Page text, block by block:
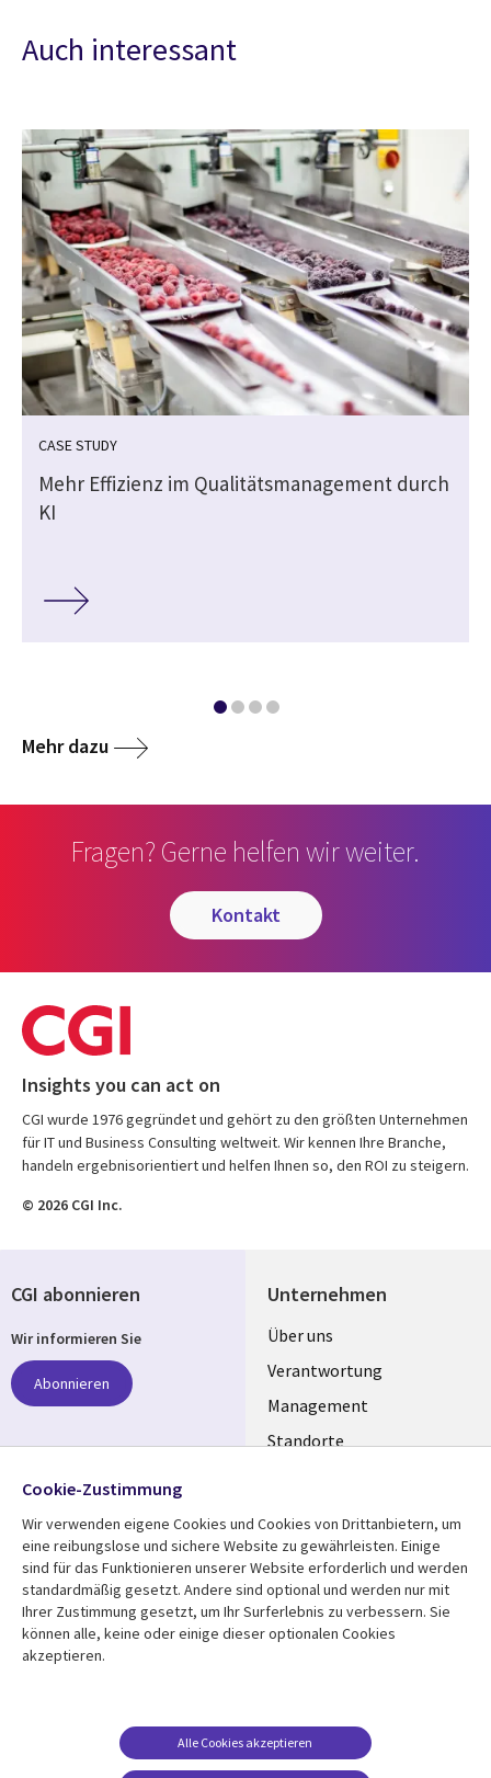
Auch interessant
CASE STUDY
Mehr Effizienz im Qualitätsmanagement durch
KI
Mehr dazu
Fragen? Gerne helfen wir weiter.
kontakt
Insights you can act on
CGI wurde 1976 gegründet und gehört zu den größten Unternehmen
für IT und Business Consulting weltweit. Wir kennen Ihre Branche,
handeln ergebnisorientiert und helfen Ihnen so, den ROI zu steigern.
© 2026 CGI Inc.
Unternehmen
Useful
links
GERMANY
Über uns
Verantwortung
Management
Standorte
Mediathek
Library
GERMANY
Aktuelles
Rechtliches
Beschwerden/Hinweise
Compliance
CGI abonnieren
Wir informieren Sie
Abonnieren
Folgen Sie uns
Social
Media
GERMANY
Cookie-Zustimmung
Wir verwenden eigene Cookies und Cookies von Drittanbietern, um
eine reibungslose und sichere Website zu gewährleisten. Einige
sind für das Funktionieren unserer Website erforderlich und werden
standardmäßig gesetzt. Andere sind optional und werden nur mit
Ihrer Zustimmung gesetzt, um Ihr Surferlebnis zu verbessern. Sie
können alle, keine oder einige dieser optionalen Cookies
akzeptieren.
Alle Cookies akzeptieren